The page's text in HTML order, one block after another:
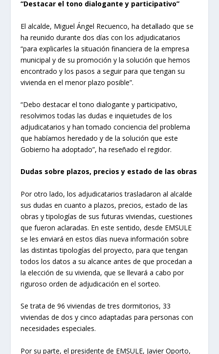
“Destacar el tono dialogante y participativo”
El alcalde, Miguel Ángel Recuenco, ha detallado que se
ha reunido durante dos días con los adjudicatarios
“para explicarles la situación financiera de la empresa
municipal y de su promoción y la solución que hemos
encontrado y los pasos a seguir para que tengan su
vivienda en el menor plazo posible”.
“Debo destacar el tono dialogante y participativo,
resolvimos todas las dudas e inquietudes de los
adjudicatarios y han tomado conciencia del problema
que habíamos heredado y de la solución que este
Gobierno ha adoptado”, ha reseñado el regidor.
Dudas sobre plazos, precios y estado de las obras
Por otro lado, los adjudicatarios trasladaron al alcalde
sus dudas en cuanto a plazos, precios, estado de las
obras y tipologías de sus futuras viviendas, cuestiones
que fueron aclaradas. En este sentido, desde EMSULE
se les enviará en estos días nueva información sobre
las distintas tipologías del proyecto, para que tengan
todos los datos a su alcance antes de que procedan a
la elección de su vivienda, que se llevará a cabo por
riguroso orden de adjudicación en el sorteo.
Se trata de 96 viviendas de tres dormitorios, 33
viviendas de dos y cinco adaptadas para personas con
necesidades especiales.
Por su parte, el presidente de EMSULE, Javier Oporto,